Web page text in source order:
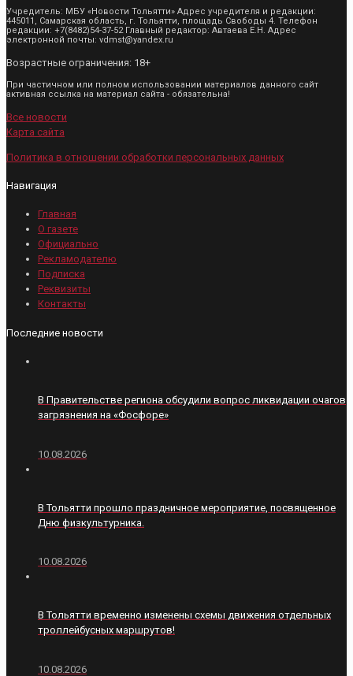
Учредитель: МБУ «Новости Тольятти» Адрес учредителя и редакции:
445011, Самарская область, г. Тольятти, площадь Свободы 4. Телефон
редакции: +7(8482)54-37-52 Главный редактор: Автаева Е.Н. Адрес
электронной почты: vdmst@yandex.ru
Возрастные ограничения: 18+
При частичном или полном использовании материалов данного сайт
активная ссылка на материал сайта - обязательна!
Все новости
Карта сайта
Политика в отношении обработки персональных данных
Навигация
Главная
О газете
Официально
Рекламодателю
Подписка
Реквизиты
Контакты
Последние новости
В Правительстве региона обсудили вопрос ликвидации очагов
загрязнения на «Фосфоре»
10.08.2026
В Тольятти прошло праздничное мероприятие, посвященное
Дню физкультурника.
10.08.2026
В Тольятти временно изменены схемы движения отдельных
троллейбусных маршрутов!
10.08.2026